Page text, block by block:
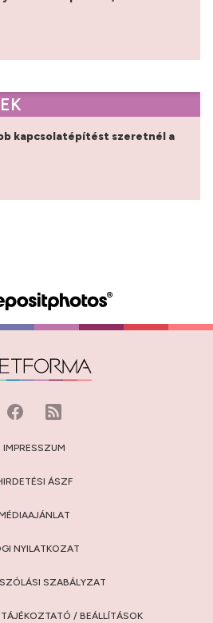
kapcsolatépítést szeretnél a
IMPRESSZUM
ÁSZF
NYILATKOZAT
SZABÁLYZAT
TÁJÉKOZTATÓ / BEÁLLÍTÁSOK